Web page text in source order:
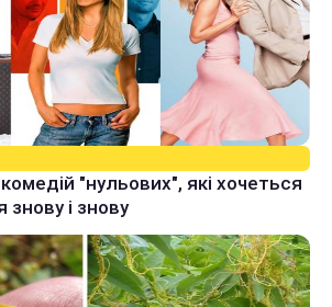
"нульових", які хочеться
і знову